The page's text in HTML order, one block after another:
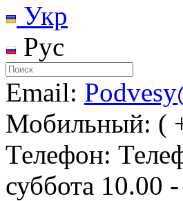
Укр
Рус
Email:
Мобильный: (
Телефон:
суббота 10.00